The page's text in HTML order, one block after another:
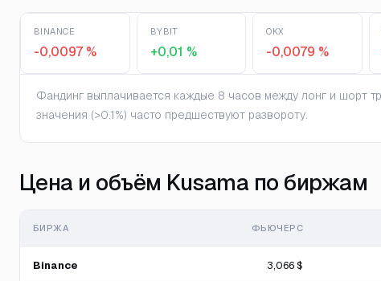
BINANCE
-0,0097 %
BYBIT
+0,01 %
OKX
-0,0079 %
Фандинг выплачивается каждые 8 часов между лонг и шорт
значения (>0.1%) часто предшествуют развороту.
Цена и объём Kusama по биржам
БИРЖА ФЬЮЧЕРС
Binance 3,066 $